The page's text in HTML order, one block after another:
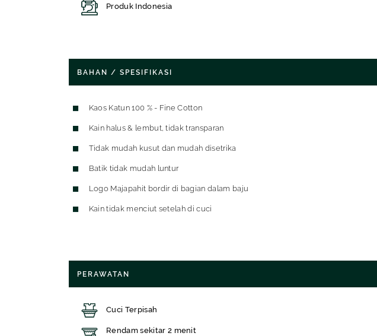
Produk Indonesia
BAHAN / SPESIFIKASI
Kaos Katun 100 % - Fine Cotton
Kain halus & lembut, tidak transparan
Tidak mudah kusut dan mudah disetrika
Batik tidak mudah luntur
Logo Majapahit bordir di bagian dalam baju
Kain tidak menciut setelah di cuci
PERAWATAN
Cuci Terpisah
Rendam sekitar 2 menit